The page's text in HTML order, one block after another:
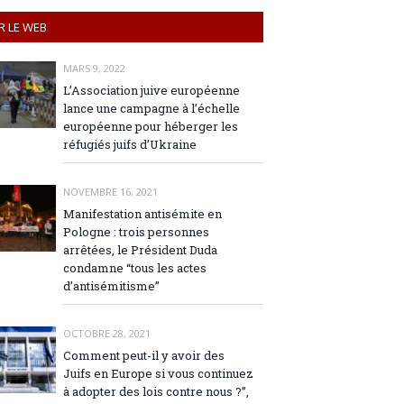
LE WEB
MARS 9, 2022
L’Association juive européenne
lance une campagne à l’échelle
européenne pour héberger les
réfugiés juifs d’Ukraine
NOVEMBRE 16, 2021
Manifestation antisémite en
Pologne : trois personnes
arrêtées, le Président Duda
condamne “tous les actes
d’antisémitisme”
OCTOBRE 28, 2021
Comment peut-il y avoir des
Juifs en Europe si vous continuez
à adopter des lois contre nous ?”,